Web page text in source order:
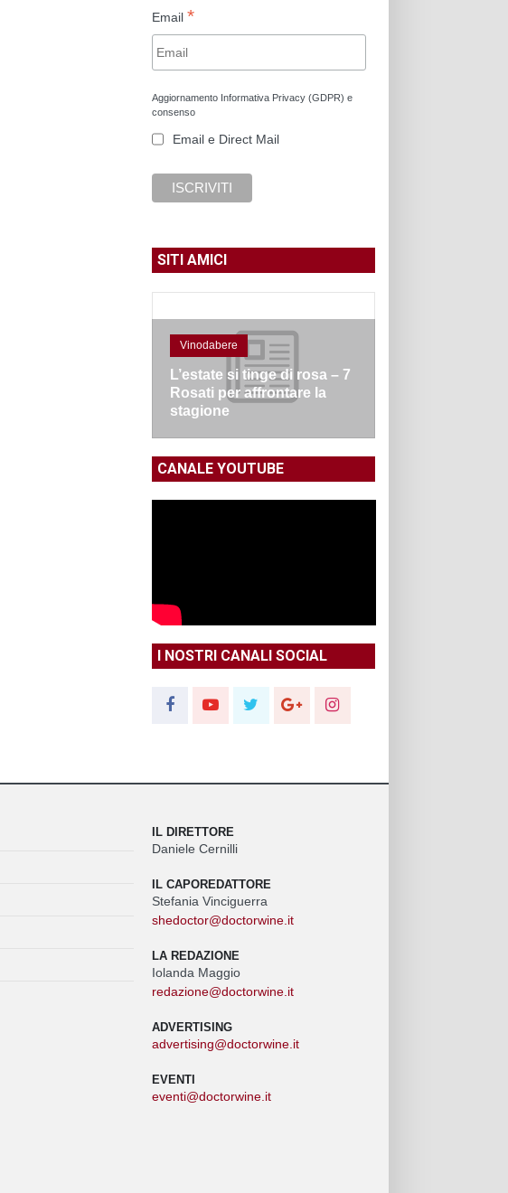
Email *
Aggiornamento Informativa Privacy (GDPR) e
consenso
Email e Direct Mail
SITI AMICI
Vinodabere
L’estate si tinge di rosa – 7
Rosati per affrontare la
stagione
CANALE YOUTUBE
I NOSTRI CANALI SOCIAL
IL DIRETTORE
Daniele Cernilli
IL CAPOREDATTORE
Stefania Vinciguerra
shedoctor@doctorwine.it
LA REDAZIONE
Iolanda Maggio
redazione@doctorwine.it
ADVERTISING
advertising@doctorwine.it
EVENTI
eventi@doctorwine.it